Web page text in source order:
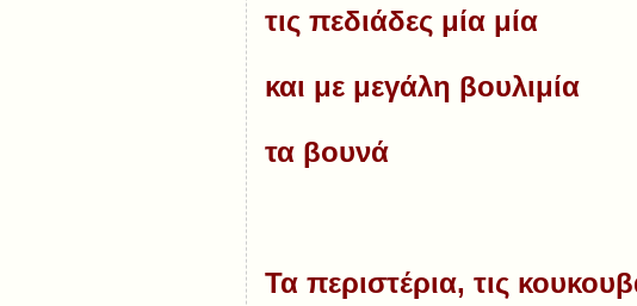
τις πεδιάδες μία μία
και με μεγάλη βουλιμία
τα βουνά
Τα περιστέρια, τις